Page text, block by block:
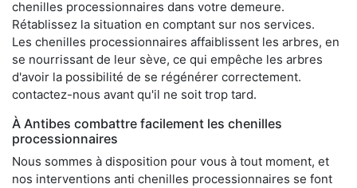
chenilles processionnaires dans votre demeure.
Rétablissez la situation en comptant sur nos services.
Les chenilles processionnaires affaiblissent les arbres, en
se nourrissant de leur sève, ce qui empêche les arbres
d'avoir la possibilité de se régénérer correctement.
contactez-nous avant qu'il ne soit trop tard.
À Antibes combattre facilement les chenilles
processionnaires
Nous sommes à disposition pour vous à tout moment, et
nos interventions anti chenilles processionnaires se font